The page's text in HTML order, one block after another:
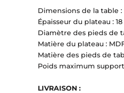
Dimensions de la table :
Épaisseur du plateau :
Diamètre des pieds de
Matière du plateau :
Matière des pieds de
Poids maximum
LIVRAISON :